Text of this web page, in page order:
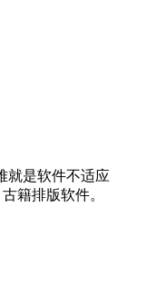
就是软件不适应
籍排版软件。